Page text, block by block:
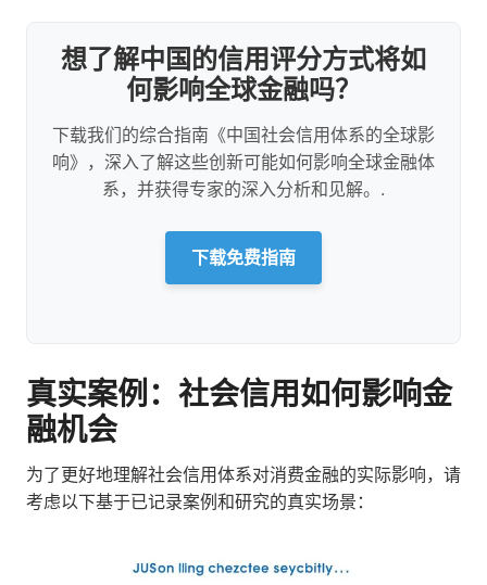
想了解中国的信用评分方式将如
何影响全球金融吗？
下载我们的综合指南《中国社会信用体系的全球影
响》，深入了解这些创新可能如何影响全球金融体
系，并获得专家的深入分析和见解。.
下载免费指南
真实案例：社会信用如何影响金
融机会
为了更好地理解社会信用体系对消费金融的实际影响，请
考虑以下基于已记录案例和研究的真实场景：